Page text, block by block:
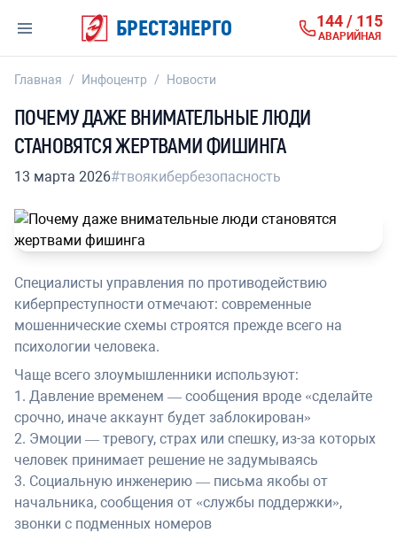
БРЕСТЭНЕРГО 144 / 115
АВАРИЙНАЯ
Главная / Инфоцентр / Новости
ПОЧЕМУ ДАЖЕ ВНИМАТЕЛЬНЫЕ ЛЮДИ
СТАНОВЯТСЯ ЖЕРТВАМИ ФИШИНГА
13 марта 2026#твоякибербезопасность
Специалисты управления по противодействию
киберпреступности отмечают: современные
мошеннические схемы строятся прежде всего на
психологии человека.
Чаще всего злоумышленники используют:
1. Давление временем — сообщения вроде «сделайте
срочно, иначе аккаунт будет заблокирован»
2. Эмоции — тревогу, страх или спешку, из-за которых
человек принимает решение не задумываясь
3. Социальную инженерию — письма якобы от
начальника, сообщения от «службы поддержки»,
звонки с подменных номеров